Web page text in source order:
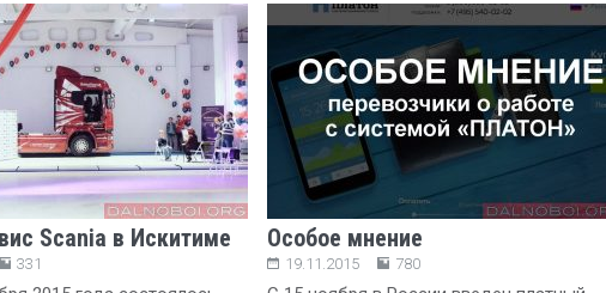
Scania в Искитиме
331
Особое мнение
19.11.2015 780